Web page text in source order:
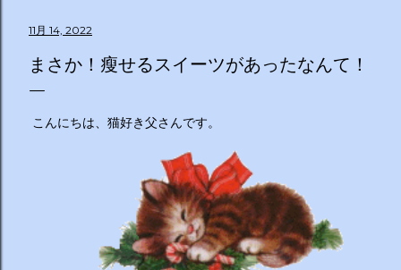
腹、どうすれば凹む？「フェイスライン」はすっきりさせら
れる？ラクして太りにくい体になる方法は？私の理想体重っ
て何キロ？体重のギモン全部答えます！２時間ＳＰ ◇出演
者 【ＭＣ】林修 【副担任】斎藤ちはる（テレビ朝日アナ
ウンサー）【学級委員長】バカリズム 【学友】伊沢拓司
【講師】小田原雅人 東京医科大学病院客員教授 加
藤俊徳 加藤プラチナクリニック院長 脳の学校 代
表 森谷敏夫 京都大学名誉教授 郷間光正
運動器認定理学療法士 ◇おしらせ ※２０：２５〜２
０：２８は「私の幸福時間」を放送いたします ☆番組ＨＰ
https://www.tv-asahi.co.jp/imadesho/ この番組は、テレ
11月 14, 2022
まさか！瘦せるスイーツがあったなんて！
こんにちは、猫好き父さんです。